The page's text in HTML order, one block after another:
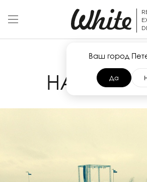
Ваш город
Да
22 ФЕВРАЛЯ 2014
НА